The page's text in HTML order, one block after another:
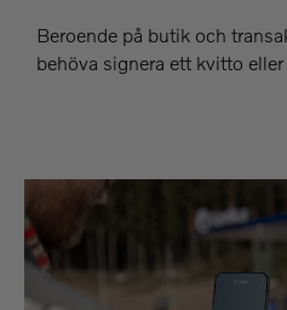
Beroende på butik och
behöva signera ett kvitto